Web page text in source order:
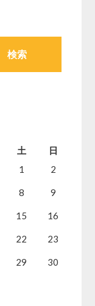
土
日
1
2
8 9
15 16
22 23
29 30